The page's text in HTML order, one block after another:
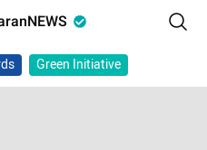
Green Initiative